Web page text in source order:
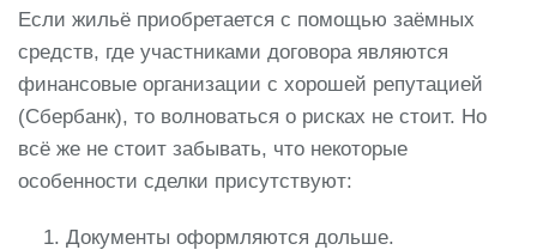
Если жильё приобретается с помощью заёмных
средств, где участниками договора являются
финансовые организации с хорошей репутацией
(Сбербанк), то волноваться о рисках не стоит. Но
всё же не стоит забывать, что некоторые
особенности сделки присутствуют:
Документы оформляются дольше.